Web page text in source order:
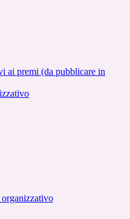
ai premi (da pubblicare in
organizzativo